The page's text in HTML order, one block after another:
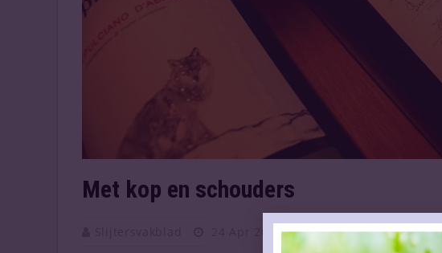
Met kop en schouders
24 Apr 2020 Vaknieuws | Wijn